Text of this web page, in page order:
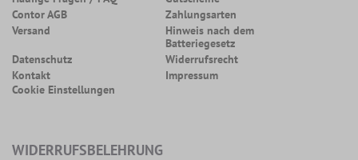
Contor AGB
Zahlungsarten
Versand
Hinweis nach dem
Batteriegesetz
Datenschutz
Widerrufsrecht
Kontakt
Impressum
Cookie Einstellungen
WIDERRUFSBELEHRUNG